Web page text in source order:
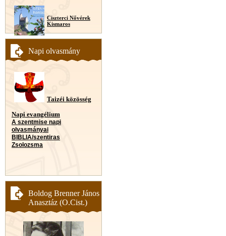
Ciszterci Nővérek
Kismaros
Napi olvasmány
Taizéi közösség
Napi evangélium
A szentmise napi
olvasmányai
BIBLIA/szentiras
Zsolozsma
Boldog Brenner János
Anasztáz (O.Cist.)